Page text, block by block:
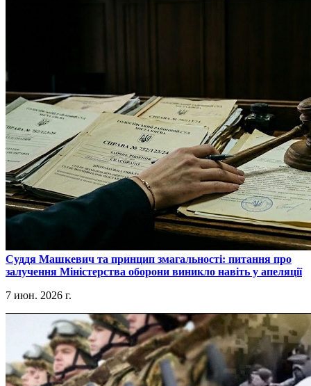
​Суддя Машкевич та принцип змагальності: питання про
залучення Міністерства оборони виникло навіть у апеляції
7 июн. 2026 г.